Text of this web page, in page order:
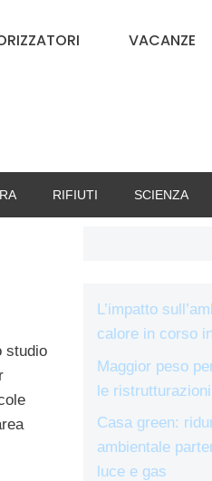
VACANZE
RIFIUTI SCIENZA
studio
L’impatto
calore in corso
Maggior peso
le
Casa green:
ambientale
luce e gas